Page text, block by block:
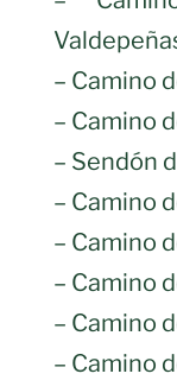
– Camino
– Camino
– Sendón
– Camino
– Camino
– Camino
– Camino
– Camino